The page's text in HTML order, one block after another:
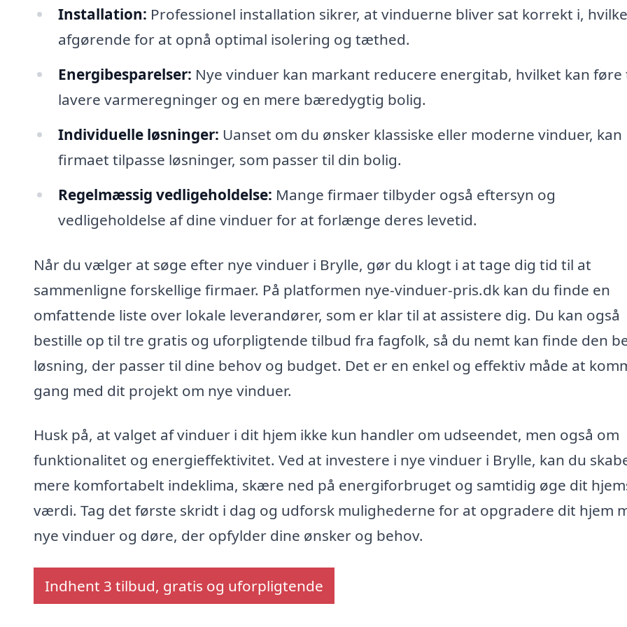
Installation: Professionel installation sikrer, at vinduerne bliver sat korrekt i,
afgørende for at opnå optimal isolering og tæthed.
Energibesparelser: Nye vinduer kan markant reducere energitab, hvilket kan føre
lavere varmeregninger og en mere bæredygtig bolig.
Individuelle løsninger: Uanset om du ønsker klassiske eller moderne vinduer, kan
firmaet tilpasse løsninger, som passer til din bolig.
Regelmæssig vedligeholdelse: Mange firmaer tilbyder også eftersyn og
vedligeholdelse af dine vinduer for at forlænge deres levetid.
Når du vælger at søge efter nye vinduer i Brylle, gør du klogt i at tage dig tid til at
sammenligne forskellige firmaer. På platformen nye-vinduer-pris.dk kan du finde en
omfattende liste over lokale leverandører, som er klar til at assistere dig. Du kan også
bestille op til tre gratis og uforpligtende tilbud fra fagfolk, så du nemt kan finde den
løsning, der passer til dine behov og budget. Det er en enkel og effektiv måde at
gang med dit projekt om nye vinduer.
Husk på, at valget af vinduer i dit hjem ikke kun handler om udseendet, men også om
funktionalitet og energieffektivitet. Ved at investere i nye vinduer i Brylle, kan du
mere komfortabelt indeklima, skære ned på energiforbruget og samtidig øge dit
værdi. Tag det første skridt i dag og udforsk mulighederne for at opgradere dit hjem
nye vinduer og døre, der opfylder dine ønsker og behov.
Indhent 3 tilbud, gratis og uforpligtende